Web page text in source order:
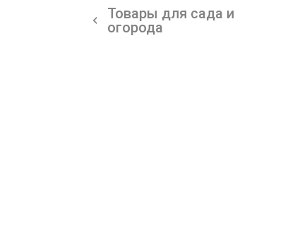
Товары для сада и
огорода